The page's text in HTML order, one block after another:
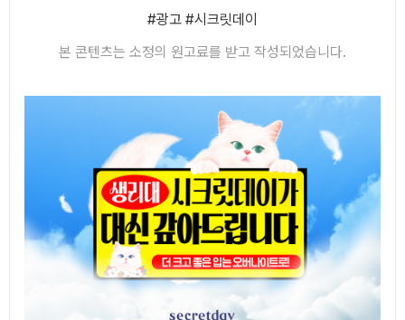
#광고 #시크릿데이
본 콘텐츠는 소정의 원고료를 받고 작성되었습니다.